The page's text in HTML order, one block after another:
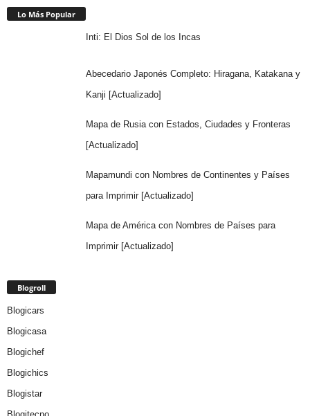
Lo Más Popular
Inti: El Dios Sol de los Incas
Abecedario Japonés Completo: Hiragana, Katakana y
Kanji [Actualizado]
Mapa de Rusia con Estados, Ciudades y Fronteras
[Actualizado]
Mapamundi con Nombres de Continentes y Países
para Imprimir [Actualizado]
Mapa de América con Nombres de Países para
Imprimir [Actualizado]
Blogroll
Blogicars
Blogicasa
Blogichef
Blogichics
Blogistar